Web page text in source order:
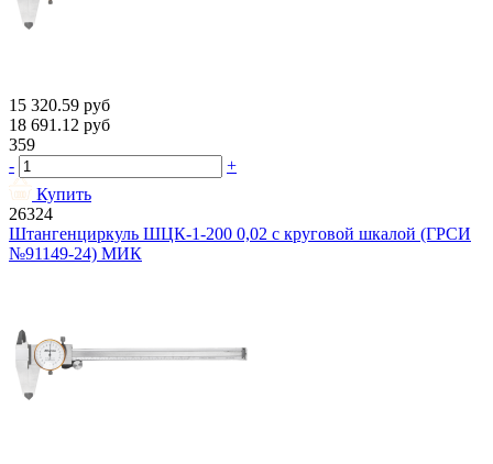
15 320.59 руб
18 691.12 руб
359
-
+
Купить
26324
Штангенциркуль ШЦК-1-200 0,02 с круговой шкалой (ГРСИ
№91149-24) МИК